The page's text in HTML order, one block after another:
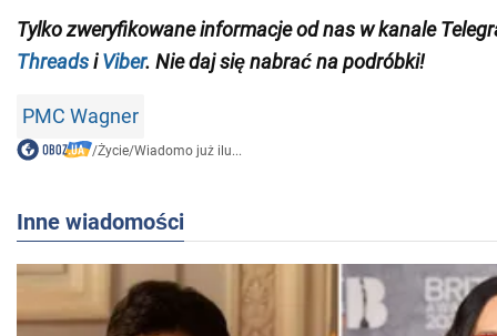
Tylko zweryfikowane informacjeodnas w kanale
ThreadsiViber. Nie daj się nabrać na podróbki!
PMC Wagner
/Życie/Wiadomo już ilu...
Inne wiadomości